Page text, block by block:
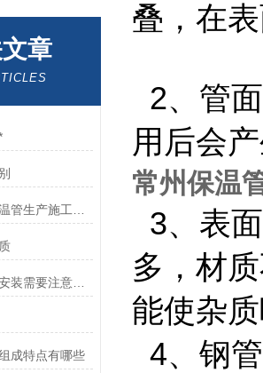
章
聚氨酯保温钢管生产与安装需要注意哪些？
成特点有哪些
叠，在
2、管
用后会
常州保温
3、表
多，材
能使杂
4、钢